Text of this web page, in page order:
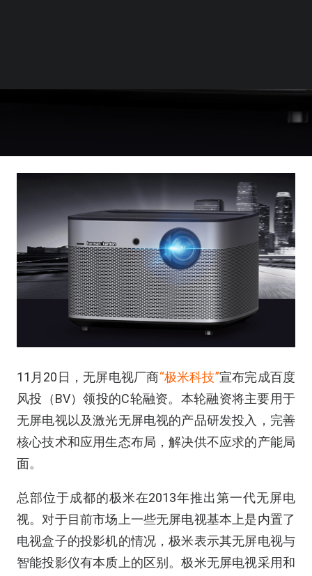
11月20日，无屏电视厂商“极米科技”宣布完成百度
风投（BV）领投的C轮融资。本轮融资将主要用于
无屏电视以及激光无屏电视的产品研发投入，完善
核心技术和应用生态布局，解决供不应求的产能局
面。
总部位于成都的极米在2013年推出第一代无屏电
视。对于目前市场上一些无屏电视基本上是内置了
电视盒子的投影机的情况，极米表示其无屏电视与
智能投影仪有本质上的区别。极米无屏电视采用和